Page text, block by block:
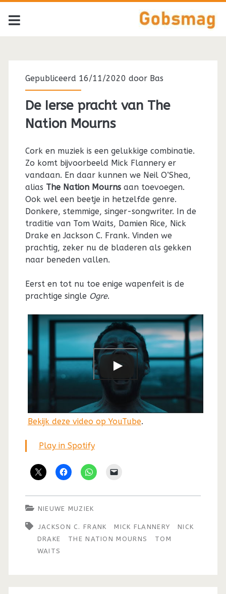
<span>Nick
Drake</span>
Gepubliceerd 16/11/2020 door Bas
De Ierse pracht van The
Nation Mourns
Cork en muziek is een gelukkige combinatie.
Zo komt bijvoorbeeld Mick Flannery er
vandaan. En daar kunnen we Neil O’Shea,
alias The Nation Mournsaan toevoegen.
Ook wel een beetje in hetzelfde genre.
Donkere, stemmige, singer-songwriter. In de
traditie van Tom Waits, Damien Rice, Nick
Drake en Jackson C. Frank. Vinden we
prachtig, zeker nu de bladeren als gekken
naar beneden vallen.
Eerst en tot nu toe enige wapenfeit is de
prachtige single Ogre.
Bekijk deze video op YouTube.
Play in Spotify
NIEUWE MUZIEK
JACKSON C. FRANK MICK FLANNERY
NICK
DRAKE
THE NATION MOURNS
TOM
WAITS